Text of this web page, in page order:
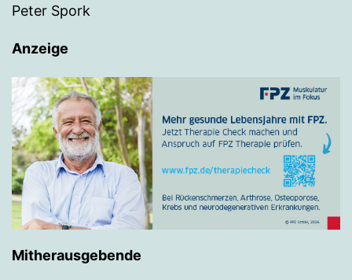
Peter Spork
Anzeige
Mitherausgebende